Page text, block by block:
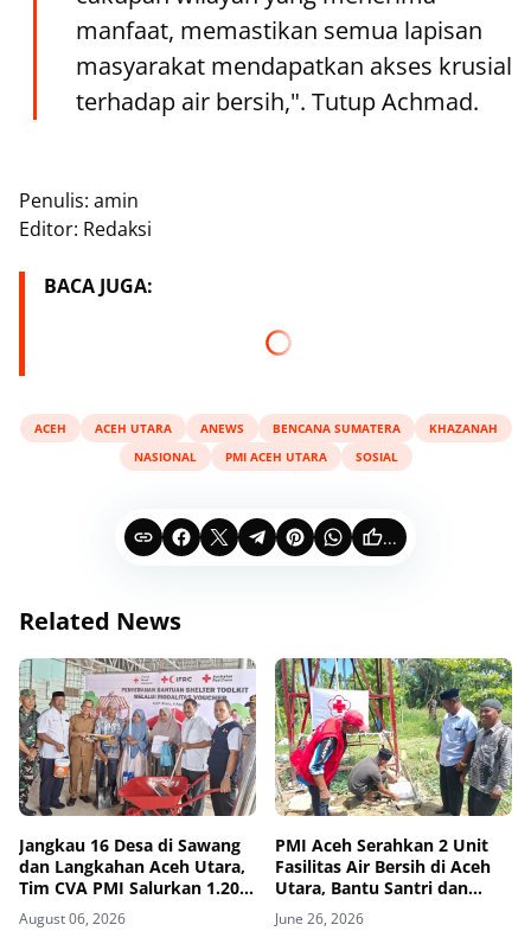
manfaat, memastikan semua lapisan
masyarakat mendapatkan akses krusial
terhadap air bersih,". Tutup Achmad.
Penulis: amin
Editor: Redaksi
BACA JUGA:
ACEH ACEH UTARA ANEWS BENCANA SUMATERA
KHAZANAH
NASIONAL
PMI ACEH UTARA SOSIAL
...
Related News
Jangkau 16 Desa di Sawang
dan Langkahan Aceh Utara,
Tim CVA PMI Salurkan 1.200
Paket Shelter Toolkit
August 06, 2026
PMI Aceh Serahkan 2 Unit
Fasilitas Air Bersih di Aceh
Utara, Bantu Santri dan
Warga
June 26, 2026